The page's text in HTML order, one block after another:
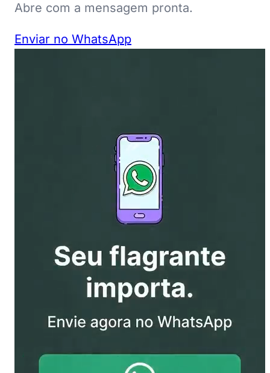
Abre com a mensagem pronta.
Enviar no WhatsApp